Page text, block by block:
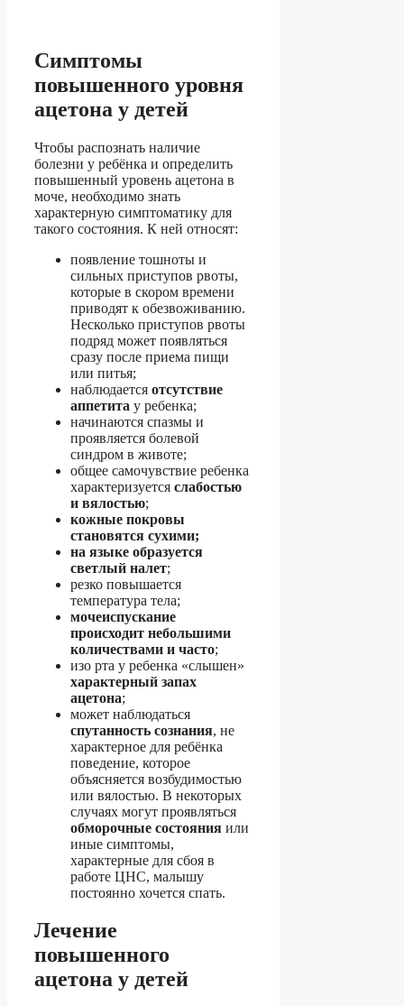
Симптомы
повышенного уровня
ацетона у детей
Чтобы распознать наличие
болезни у ребёнка и определить
повышенный уровень ацетона в
моче, необходимо знать
характерную симптоматику для
такого состояния. К ней относят:
появление тошноты и
сильных приступов рвоты,
которые в скором времени
приводят к обезвоживанию.
Несколько приступов рвоты
подряд может появляться
сразу после приема пищи
или питья;
наблюдается отсутствие
аппетита у ребенка;
начинаются спазмы и
проявляется болевой
синдром в животе;
общее самочувствие ребенка
характеризуется слабостью
и вялостью;
кожные покровы
становятся сухими;
на языке образуется
светлый налет;
резко повышается
температура тела;
мочеиспускание
происходит небольшими
количествами и часто;
изо рта у ребенка «слышен»
характерный запах
ацетона;
может наблюдаться
спутанность сознания, не
характерное для ребёнка
поведение, которое
объясняется возбудимостью
или вялостью. В некоторых
случаях могут проявляться
обморочные состояния или
иные симптомы,
характерные для сбоя в
работе ЦНС, малышу
постоянно хочется спать.
Лечение
повышенного
ацетона у детей